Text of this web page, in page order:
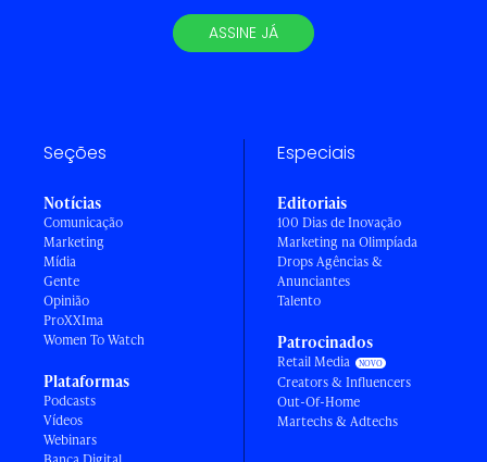
ASSINE JÁ
Seções
Notícias
Comunicação
Marketing
Mídia
Gente
Opinião
ProXXIma
Women To Watch
Plataformas
Podcasts
Vídeos
Webinars
Especiais
Editoriais
100 Dias de Inovação
Marketing na Olimpíada
Drops Agências &
Anunciantes
Talento
Patrocinados
Retail Media
Creators & Influencers
Out-Of-Home
Martechs & Adtechs